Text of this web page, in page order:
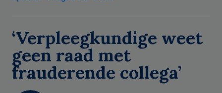
‘Verpleegkundige weet
geen raad met
frauderende collega’